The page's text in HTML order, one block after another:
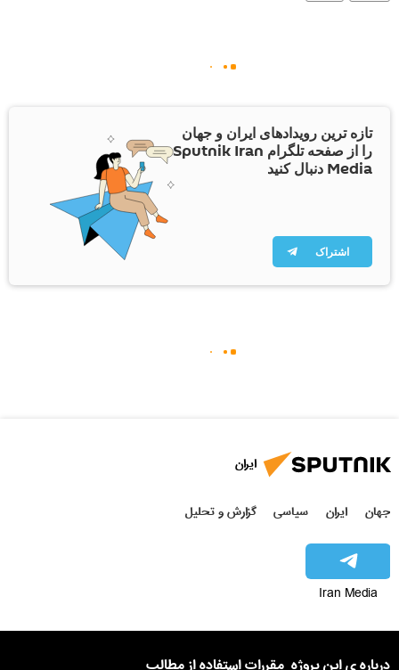
تازه ترین رویدادهای ایران و جهان
را از صفحه تلگرام Sputnik Iran
Media دنبال کنید
اشتراک
ایران
جهان ایران سیاسی گزارش و تحلیل
Iran Media